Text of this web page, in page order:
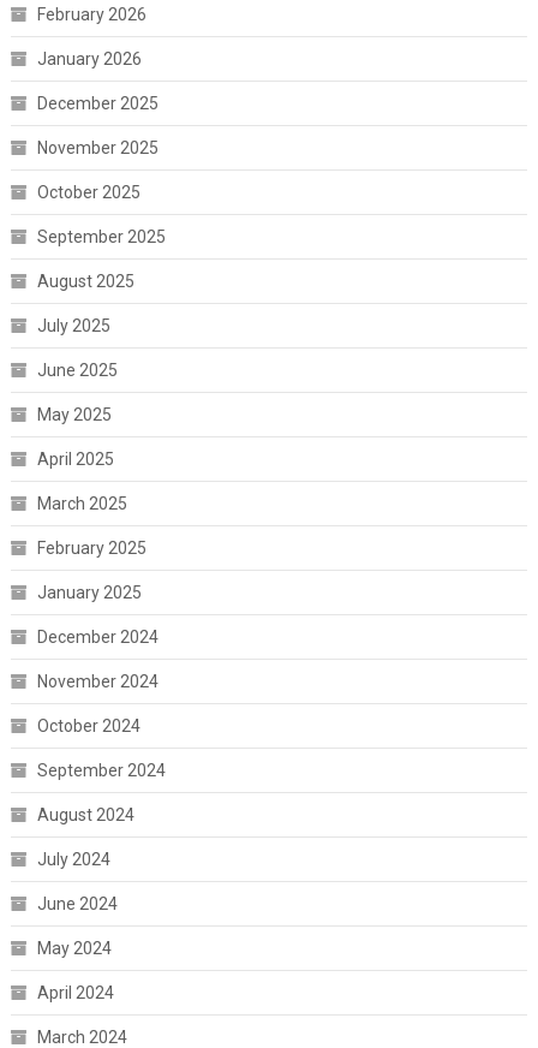
February 2026
January 2026
December 2025
November 2025
October 2025
September 2025
August 2025
July 2025
June 2025
May 2025
April 2025
March 2025
February 2025
January 2025
December 2024
November 2024
October 2024
September 2024
August 2024
July 2024
June 2024
May 2024
April 2024
March 2024